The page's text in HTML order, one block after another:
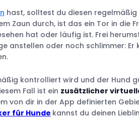
hast, solltest du diesen
Zaun durch, ist das ein Tor in die
hat oder läufig ist. Frei
anstellen oder noch schlimmer:
kontrolliert wird und der Hund
Fall ist ein zusätzlicher
von dir in der App definierten
für Hunde kannst du deinen